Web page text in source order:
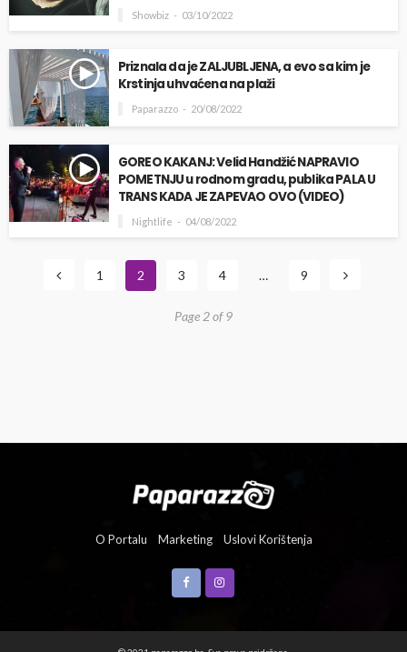
Showbiz 03/10/2022
Priznala da je ZALJUBLJENA, a evo sa kim je
Krstinja uhvaćena na plaži
Paparazzo 20/08/2022
GOREO KAKANJ: Velid Handžić NAPRAVIO
POMETNJU u rodnom gradu, publika PALA U
TRANS KADA JE ZAPEVAO OVO (VIDEO)
Nightlife 04/08/2022
1 2 3 4 … 9
Page 2 of 9
O Portalu Marketing Uslovi Korištenja